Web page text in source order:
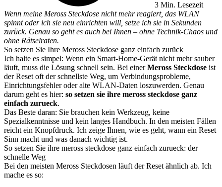
3 Min. Lesezeit
Wenn meine Meross Steckdose nicht mehr reagiert, das WLAN
spinnt oder ich sie neu einrichten will, setze ich sie in Sekunden
zurück. Genau so geht es auch bei Ihnen – ohne Technik-Chaos und
ohne Rätselraten.
So setzen Sie Ihre Meross Steckdose ganz einfach zurück
Ich halte es simpel: Wenn ein Smart-Home-Gerät nicht mehr sauber
läuft, muss die Lösung schnell sein. Bei einerMeross Steckdose ist
der Reset oft der schnellste Weg, um Verbindungsprobleme,
Einrichtungsfehler oder alte WLAN-Daten loszuwerden. Genau
darum geht es hier: so setzen sie ihre meross steckdose ganz
einfach zurueck.
Das Beste daran: Sie brauchen kein Werkzeug, keine
Spezialkenntnisse und kein langes Handbuch. In den meisten Fällen
reicht ein Knopfdruck. Ich zeige Ihnen, wie es geht, wann ein Reset
Sinn macht und was danach wichtig ist.
So setzen Sie ihre meross steckdose ganz einfach zurueck: der
schnelle Weg
Bei den meisten Meross Steckdosen läuft der Reset ähnlich ab. Ich
mache es so: